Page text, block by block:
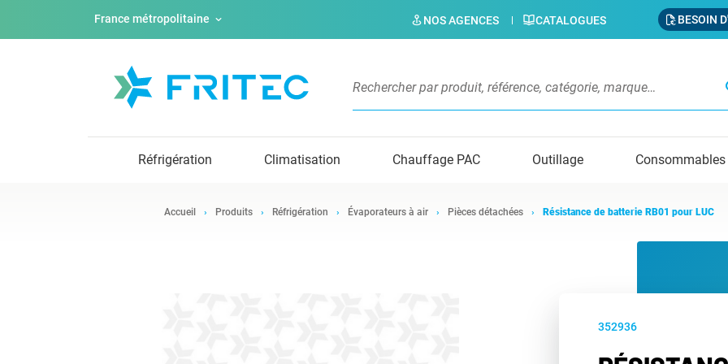
France métropolitaine NOS AGENCES CATALOGUES BESOIN
Réfrigération Climatisation Chauffage PAC Outillage Consommables
Accueil Produits Réfrigération Évaporateurs à air Pièces détachées Résistance de batterie RB01 pour LUC
352936